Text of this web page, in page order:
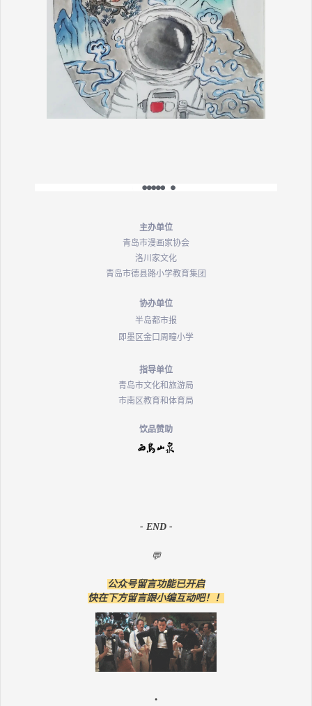
主办单位
青岛市漫画家协会
洛川家文化
青岛市德县路小学教育集团
协办单位
半岛都市报
即墨区金口周疃小学
指导单位
青岛市文化和旅游局
市南区教育和体育局
饮品赞助
- END -
💬
公众号留言功能已开启
快在下方留言跟小编互动吧！！
•